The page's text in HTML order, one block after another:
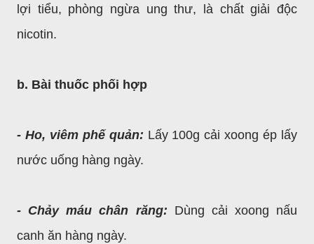
lợi tiểu, phòng ngừa ung thư, là chất giải độc
nicotin.
b. Bài thuốc phối hợp
- Ho, viêm phế quản: Lấy 100g cải xoong ép lấy
nước uống hàng ngày.
- Chảy máu chân răng: Dùng cải xoong nấu
canh ăn hàng ngày.